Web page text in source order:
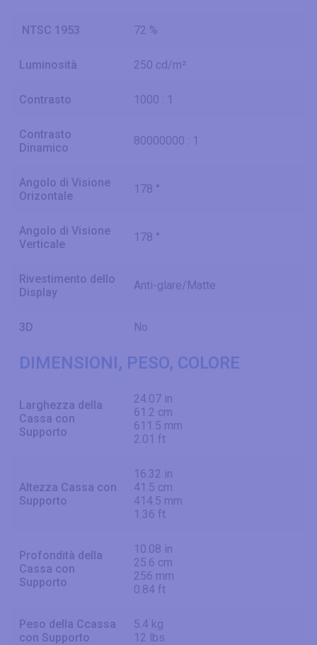
NTSC 1953 72 %
Luminosità 250 cd/m²
Contrasto 1000 : 1
Contrasto
Dinamico
80000000 : 1
Angolo di Visione
Orizontale
178 °
Angolo di Visione
Verticale
178 °
Rivestimento dello
Display
Anti-glare/Matte
3D No
DIMENSIONI, PESO, COLORE
Larghezza della
Cassa con
Supporto
24.07 in
61.2 cm
611.5 mm
2.01 ft
Altezza Cassa con
Supporto
16.32 in
41.5 cm
414.5 mm
1.36 ft
Profondità della
Cassa con
Supporto
10.08 in
25.6 cm
256 mm
0.84 ft
Peso della Ccassa
con Supporto
5.4 kg
12 lbs